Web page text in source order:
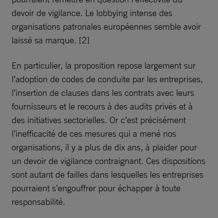
devoir de vigilance. Le lobbying intense des
organisations patronales européennes semble avoir
laissé sa marque. [2]
En particulier, la proposition repose largement sur
l’adoption de codes de conduite par les entreprises,
l’insertion de clauses dans les contrats avec leurs
fournisseurs et le recours à des audits privés et à
des initiatives sectorielles. Or c’est précisément
l’inefficacité de ces mesures qui a mené nos
organisations, il y a plus de dix ans, à plaider pour
un devoir de vigilance contraignant. Ces dispositions
sont autant de failles dans lesquelles les entreprises
pourraient s’engouffrer pour échapper à toute
responsabilité.